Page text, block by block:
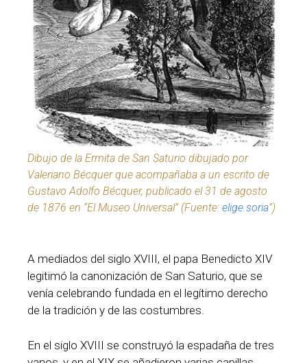
Dibujo de la Ermita de San Saturio dibujado por
Valeriano Bécquer que acompañaba a un escrito de
Gustavo Adolfo Bécquer, publicado el 31 de agosto
de 1876 en “El Museo Universal” (Fuente: elige.soria”)
A mediados del siglo XVIII, el papa Benedicto XIV
legitimó la canonización de San Saturio, que se
venía celebrando fundada en el legítimo derecho
de la tradición y de las costumbres.
En el siglo XVIII se construyó la espadaña de tres